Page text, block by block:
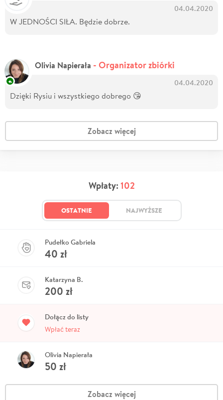
04.04.2020
W JEDNOŚCI SIŁA. Będzie dobrze.
Olivia Napierała - Organizator zbiórki
04.04.2020
Dzięki Rysiu i wszystkiego dobrego 😘
Zobacz więcej
Wpłaty: 102
OSTATNIE NAJWYŻSZE
Pudełko Gabriela
40 zł
Katarzyna B.
200 zł
Dołącz do listy
Wpłać teraz
Olivia Napierała
50 zł
Zobacz więcej